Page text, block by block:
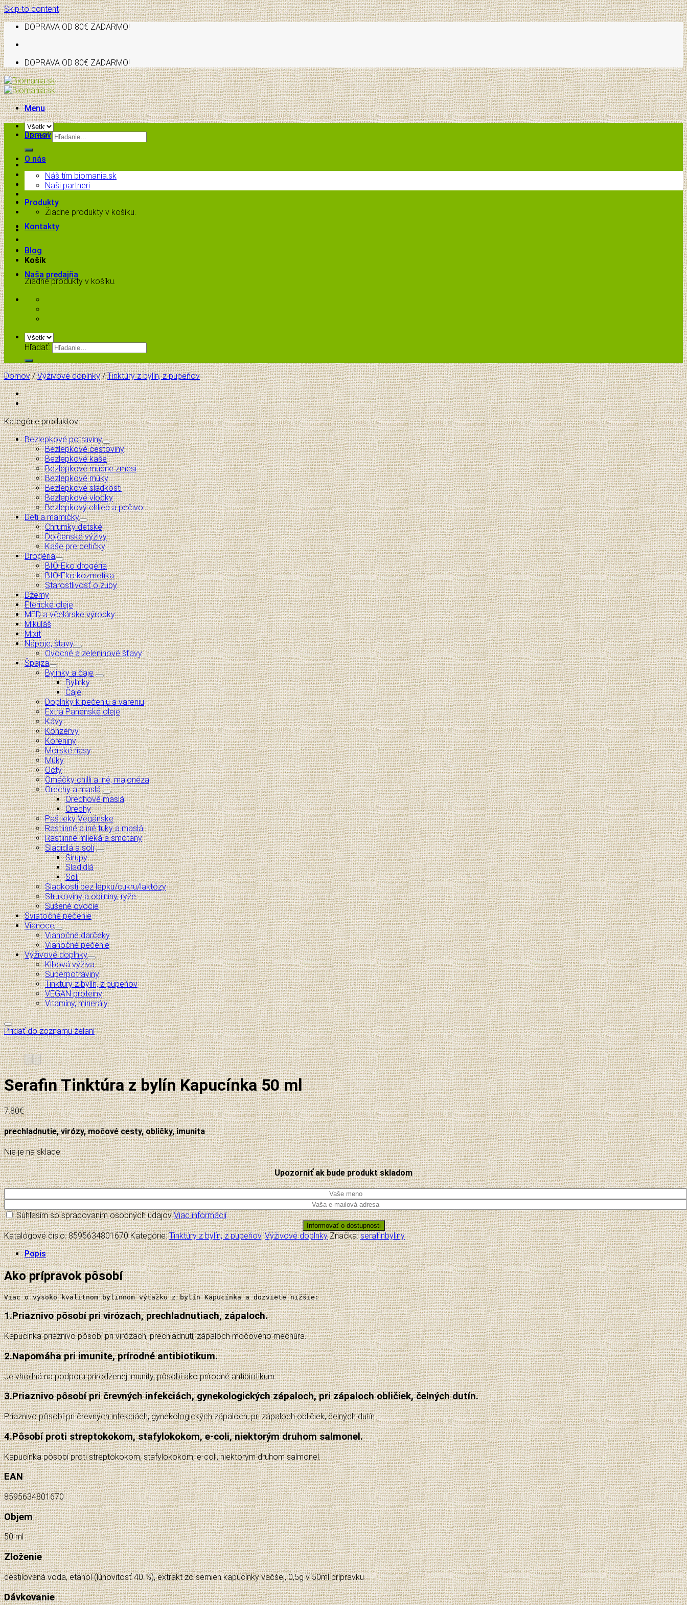
Skip to content
DOPRAVA OD 80€ ZADARMO!
DOPRAVA OD 80€ ZADARMO!
Menu
Hľadať:
Žiadne produkty v košíku.
Košík
Žiadne produkty v košíku.
Domov
O nás
Náš tím biomania.sk
Naši partneri
Produkty
Kontakty
Blog
Naša predajňa
Hľadať:
Domov / Výživové doplnky / Tinktúry z bylín, z pupeňov
Kategórie produktov
Bezlepkové potraviny
Bezlepkové cestoviny
Bezlepkové kaše
Bezlepkové múčne zmesi
Bezlepkové múky
Bezlepkové sladkosti
Bezlepkové vločky
Bezlepkový chlieb a pečivo
Deti a mamičky
Chrumky detské
Dojčenské výživy
Kaše pre detičky
Drogéria
BIO-Eko drogéria
BIO-Eko kozmetika
Starostlivosť o zuby
Džemy
Éterické oleje
MED a včelárske výrobky
Mikuláš
Mixit
Nápoje, štavy
Ovocné a zeleninové šťavy
Špajza
Bylinky a čaje
Bylinky
Čaje
Doplnky k pečeniu a vareniu
Extra Panenské oleje
Kávy
Konzervy
Koreniny
Morské riasy
Múky
Octy
Omáčky chilli a iné, majonéza
Orechy a maslá
Orechové maslá
Orechy
Paštieky Vegánske
Rastlinné a iné tuky a maslá
Rastlinné mlieká a smotany
Sladidlá a soli
Sirupy
Sladidlá
Soli
Sladkosti bez lepku/cukru/laktózy
Strukoviny a obilniny, ryže
Sušené ovocie
Sviatočné pečenie
Vianoce
Vianočné darčeky
Vianočné pečenie
Výživové doplnky
Kĺbová výživa
Superpotraviny
Tinktúry z bylín, z pupeňov
VEGAN proteíny
Vitamíny, minerály
Pridať do zoznamu želaní
Serafin Tinktúra z bylín Kapucínka 50 ml
7.80€
prechladnutie, virózy, močové cesty, obličky, imunita
Nie je na sklade
Upozorniť ak bude produkt skladom
Súhlasím so spracovaním osobných údajovViac informácií
Katalógové číslo:8595634801670 Kategórie:Tinktúry z bylín, z pupeňov,Výživové doplnky Značka:serafinbyliny
Popis
Ako prípravok pôsobí
Viac o vysoko kvalitnom bylinnom výťažku z bylín Kapucínka a dozviete nižšie:
1.Priaznivo pôsobí pri virózach, prechladnutiach, zápaloch.
Kapucínka priaznivo pôsobí pri virózach, prechladnutí, zápaloch močového mechúra.
2.Napomáha pri imunite, prírodné antibiotikum.
Je vhodná na podporu prirodzenej imunity, pôsobí ako prírodné antibiotikum.
3.Priaznivo pôsobí pri črevných infekciách, gynekologických zápaloch, pri zápaloch obličiek, čelných dutín.
Priaznivo pôsobí pri črevných infekciách, gynekologických zápaloch, pri zápaloch obličiek, čelných dutín.
4.Pôsobí proti streptokokom, stafylokokom, e-coli, niektorým druhom salmonel.
Kapucínka pôsobí proti streptokokom, stafylokokom, e-coli, niektorým druhom salmonel.
EAN
8595634801670
Objem
50 ml
Zloženie
destilovaná voda, etanol (lúhovitosť 40 %), extrakt zo semien kapucínky väčšej, 0,5g v 50ml prípravku
Dávkovanie